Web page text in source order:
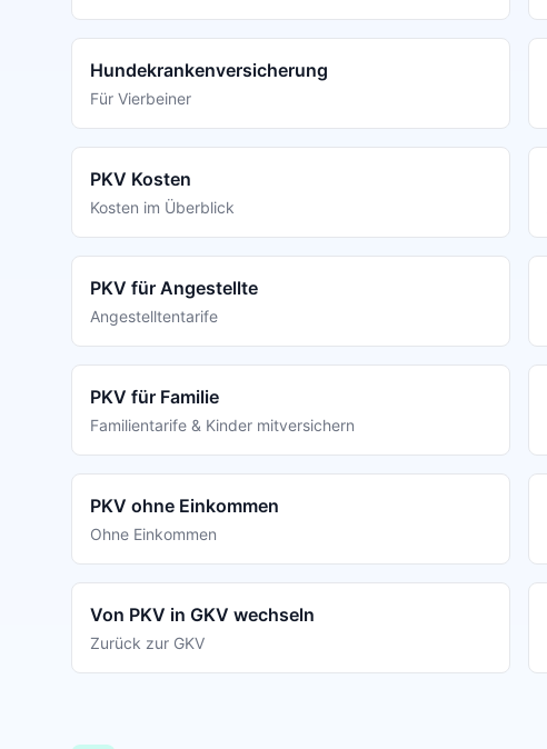
Hundekrankenversicherung
Für Vierbeiner
PKV Kosten
Kosten im Überblick
PKV für Angestellte
Angestelltentarife
PKV für Familie
Familientarife & Kinder mitversichern
PKV ohne Einkommen
Ohne Einkommen
Von PKV in GKV wechseln
Zurück zur GKV